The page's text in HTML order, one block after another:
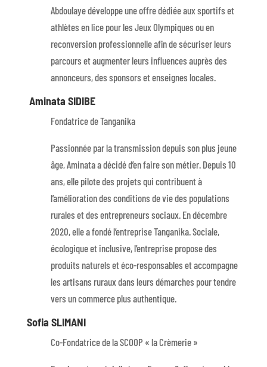
Abdoulaye développe une offre dédiée aux sportifs et
athlètes en lice pour les Jeux Olympiques ou en
reconversion professionnelle afin de sécuriser leurs
parcours et augmenter leurs influences auprès des
annonceurs, des sponsors et enseignes locales.
Aminata SIDIBE
Fondatrice de Tanganika
Passionnée par la transmission depuis son plus jeune
âge, Aminata a décidé d’en faire son métier. Depuis 10
ans, elle pilote des projets qui contribuent à
l’amélioration des conditions de vie des populations
rurales et des entrepreneurs sociaux. En décembre
2020, elle a fondé l’entreprise Tanganika. Sociale,
écologique et inclusive, l’entreprise propose des
produits naturels et éco-responsables et accompagne
les artisans ruraux dans leurs démarches pour tendre
vers un commerce plus authentique.
Sofia SLIMANI
Co-Fondatrice de la SCOOP « la Crèmerie »